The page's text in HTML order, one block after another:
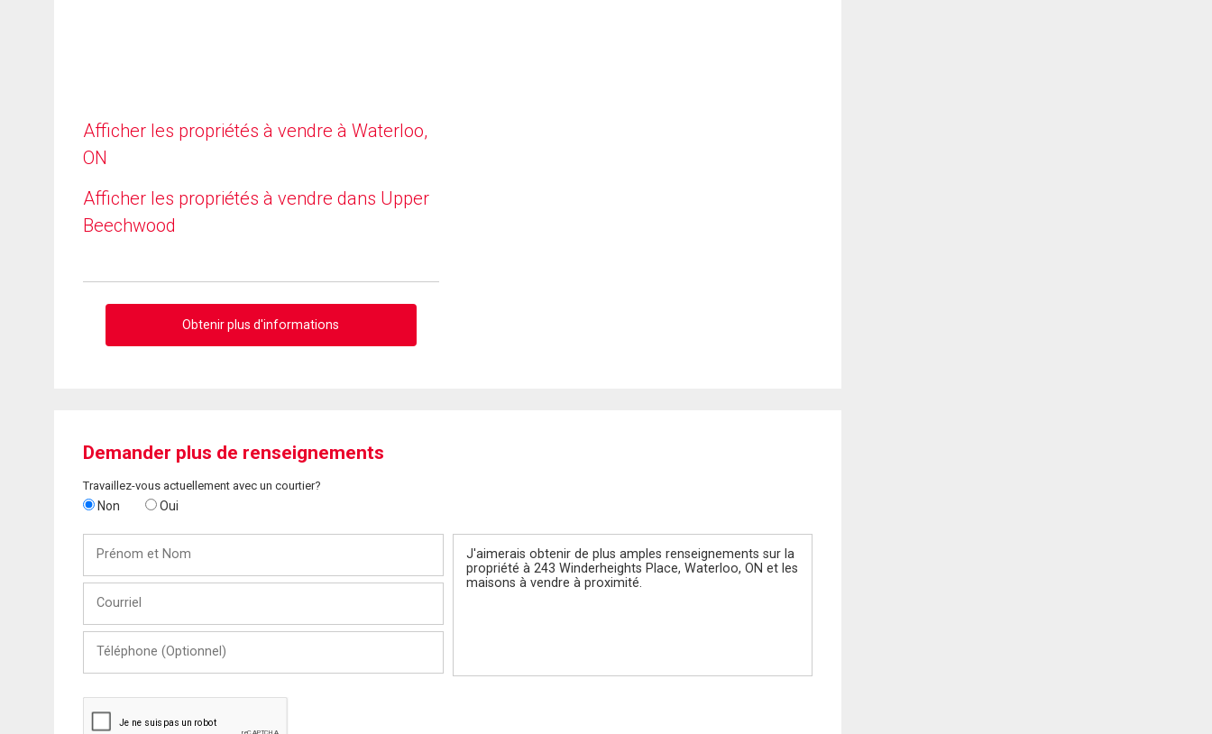
Afficher les propriétés à vendre à Waterloo,
ON
Afficher les propriétés à vendre dans Upper
Beechwood
Obtenir plus d'informations
Demander plus de renseignements
Travaillez-vous actuellement avec un courtier?
Non Oui
Nom
(Optionnel)